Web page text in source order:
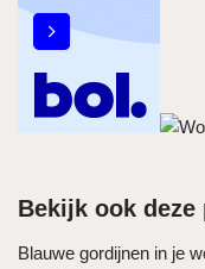
Bekijk ook deze
Blauwe gordijnen in je